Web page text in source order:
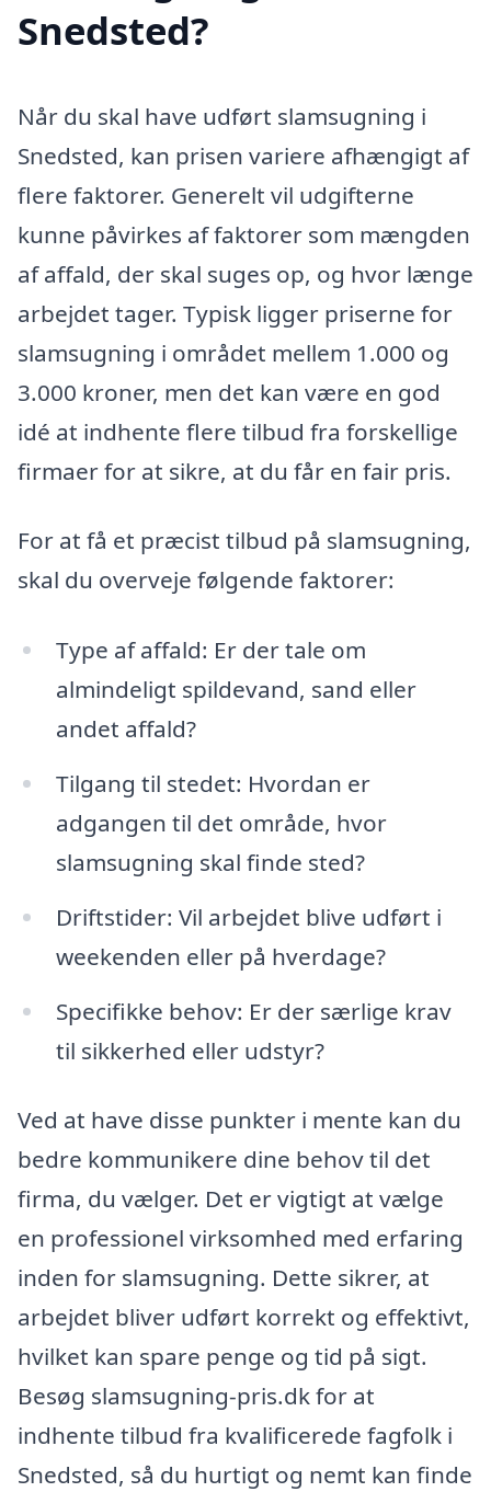
Snedsted?
Når du skal have udført slamsugning i
Snedsted, kan prisen variere afhængigt af
flere faktorer. Generelt vil udgifterne
kunne påvirkes af faktorer som mængden
af affald, der skal suges op, og hvor længe
arbejdet tager. Typisk ligger priserne for
slamsugning i området mellem 1.000 og
3.000 kroner, men det kan være en god
idé at indhente flere tilbud fra forskellige
firmaer for at sikre, at du får en fair pris.
For at få et præcist tilbud på slamsugning,
skal du overveje følgende faktorer:
Type af affald: Er der tale om
almindeligt spildevand, sand eller
andet affald?
Tilgang til stedet: Hvordan er
adgangen til det område, hvor
slamsugning skal finde sted?
Driftstider: Vil arbejdet blive udført i
weekenden eller på hverdage?
Specifikke behov: Er der særlige krav
til sikkerhed eller udstyr?
Ved at have disse punkter i mente kan du
bedre kommunikere dine behov til det
firma, du vælger. Det er vigtigt at vælge
en professionel virksomhed med erfaring
inden for slamsugning. Dette sikrer, at
arbejdet bliver udført korrekt og effektivt,
hvilket kan spare penge og tid på sigt.
Besøg slamsugning-pris.dk for at
indhente tilbud fra kvalificerede fagfolk i
Snedsted, så du hurtigt og nemt kan finde